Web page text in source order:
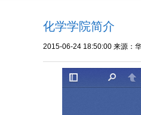
化学学院简介
2015-06-24 18:50:00 来源：